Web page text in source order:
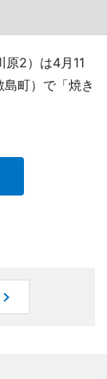
原2）は4月11
町）で「焼き